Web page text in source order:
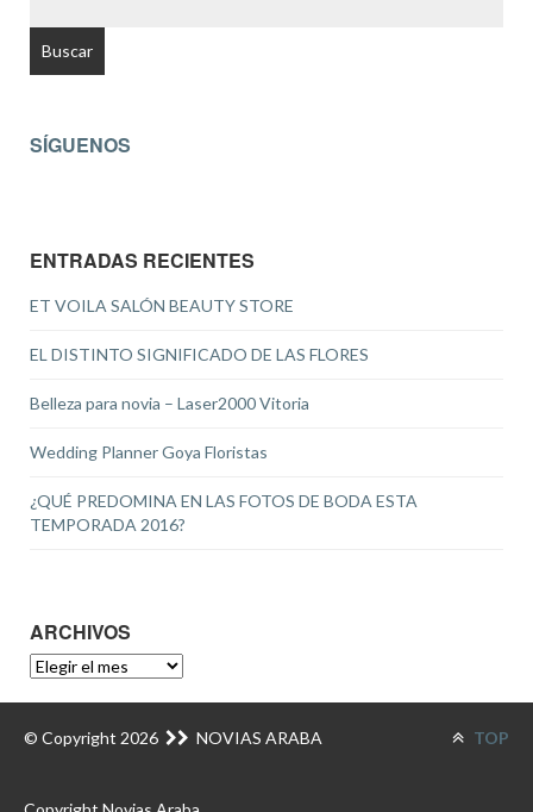
SÍGUENOS
ENTRADAS RECIENTES
ET VOILA SALÓN BEAUTY STORE
EL DISTINTO SIGNIFICADO DE LAS FLORES
Belleza para novia – Laser2000 Vitoria
Wedding Planner Goya Floristas
¿QUÉ PREDOMINA EN LAS FOTOS DE BODA ESTA
TEMPORADA 2016?
ARCHIVOS
ARCHIVOS
© Copyright 2026 NOVIAS ARABA TOP